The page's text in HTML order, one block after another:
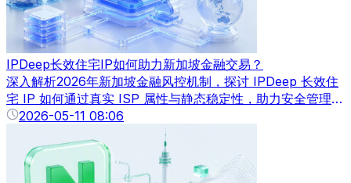
IPDeep长效住宅IP如何助力新加坡金融交易？
深入解析2026年新加坡金融风控机制，探讨 IPDeep 长效住
宅 IP 如何通过真实 ISP 属性与静态稳定性，助力安全管理银
行、交易所及政务系统，降低封号风险。
2026-05-11 08:06